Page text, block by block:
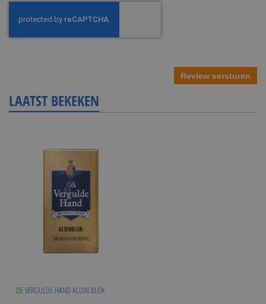
Review versturen
LAATST BEKEKEN
DE VERGULDE HAND ALUIN BLOK